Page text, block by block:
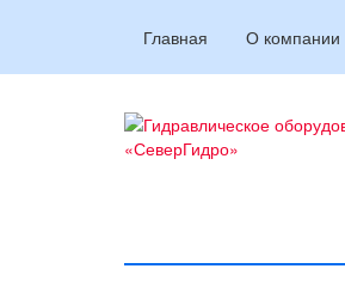
Главная О компании